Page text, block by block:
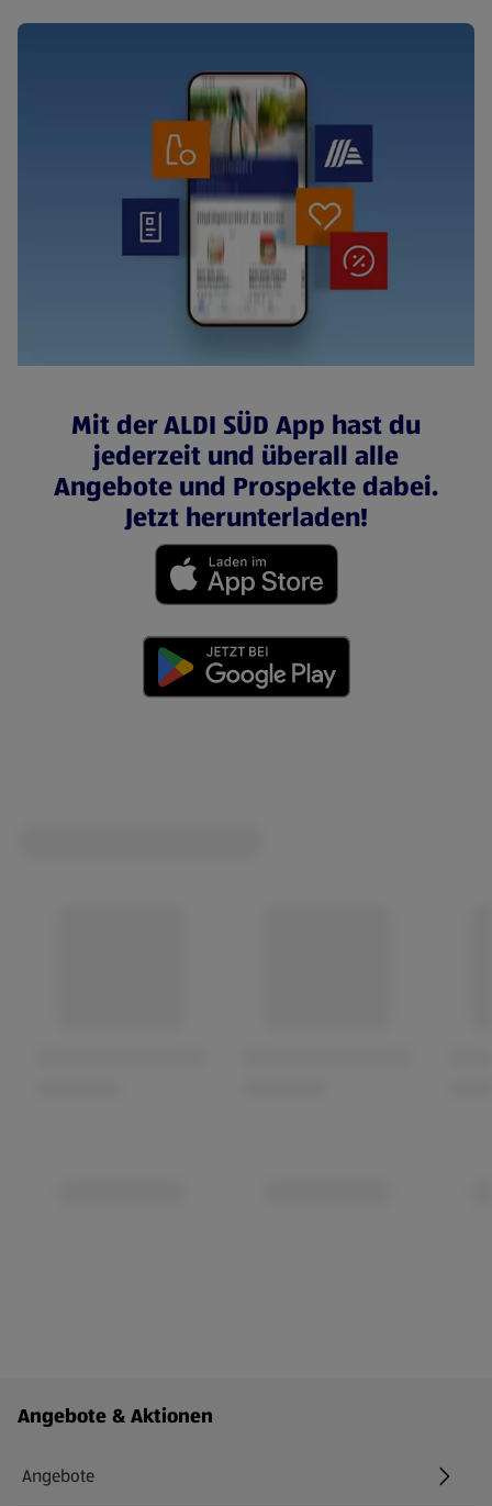
Mit der ALDI SÜD App hast du
jederzeit und überall alle
Angebote und Prospekte dabei.
Jetzt herunterladen!
Fußzeilenmenü - weitere Links
Angebote & Aktionen
Angebote